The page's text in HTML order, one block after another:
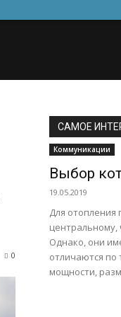
0
САМОЕ
Коммуникации
Выбор
19.05.2019
Для
центральному,
Однако, они
отличаются по
мощности,